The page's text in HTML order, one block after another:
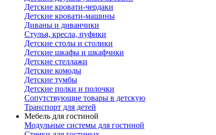
Детские кровати-чердаки
Детские кровати-машины
Диваны и диванчики
Стулья, кресла, пуфики
Детские столы и столики
Детские шкафы и шкафчики
Детские стеллажи
Детские комоды
Детские тумбы
Детские полки и полочки
Сопутствующие товары в детскую
Транспорт для детей
Мебель для гостиной
Модульные системы для гостиной